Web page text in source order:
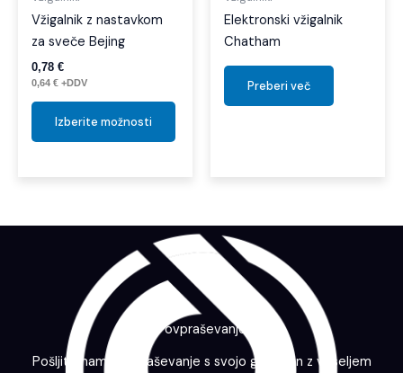
Vžigalnik z nastavkom
za sveče Bejing
0,78 €
0,64 € +DDV
Izberite možnosti
Elektronski vžigalnik
Chatham
Preberi več
Povpraševanje
Pošljite nam povpraševanje s svojo grafiko in z veseljem